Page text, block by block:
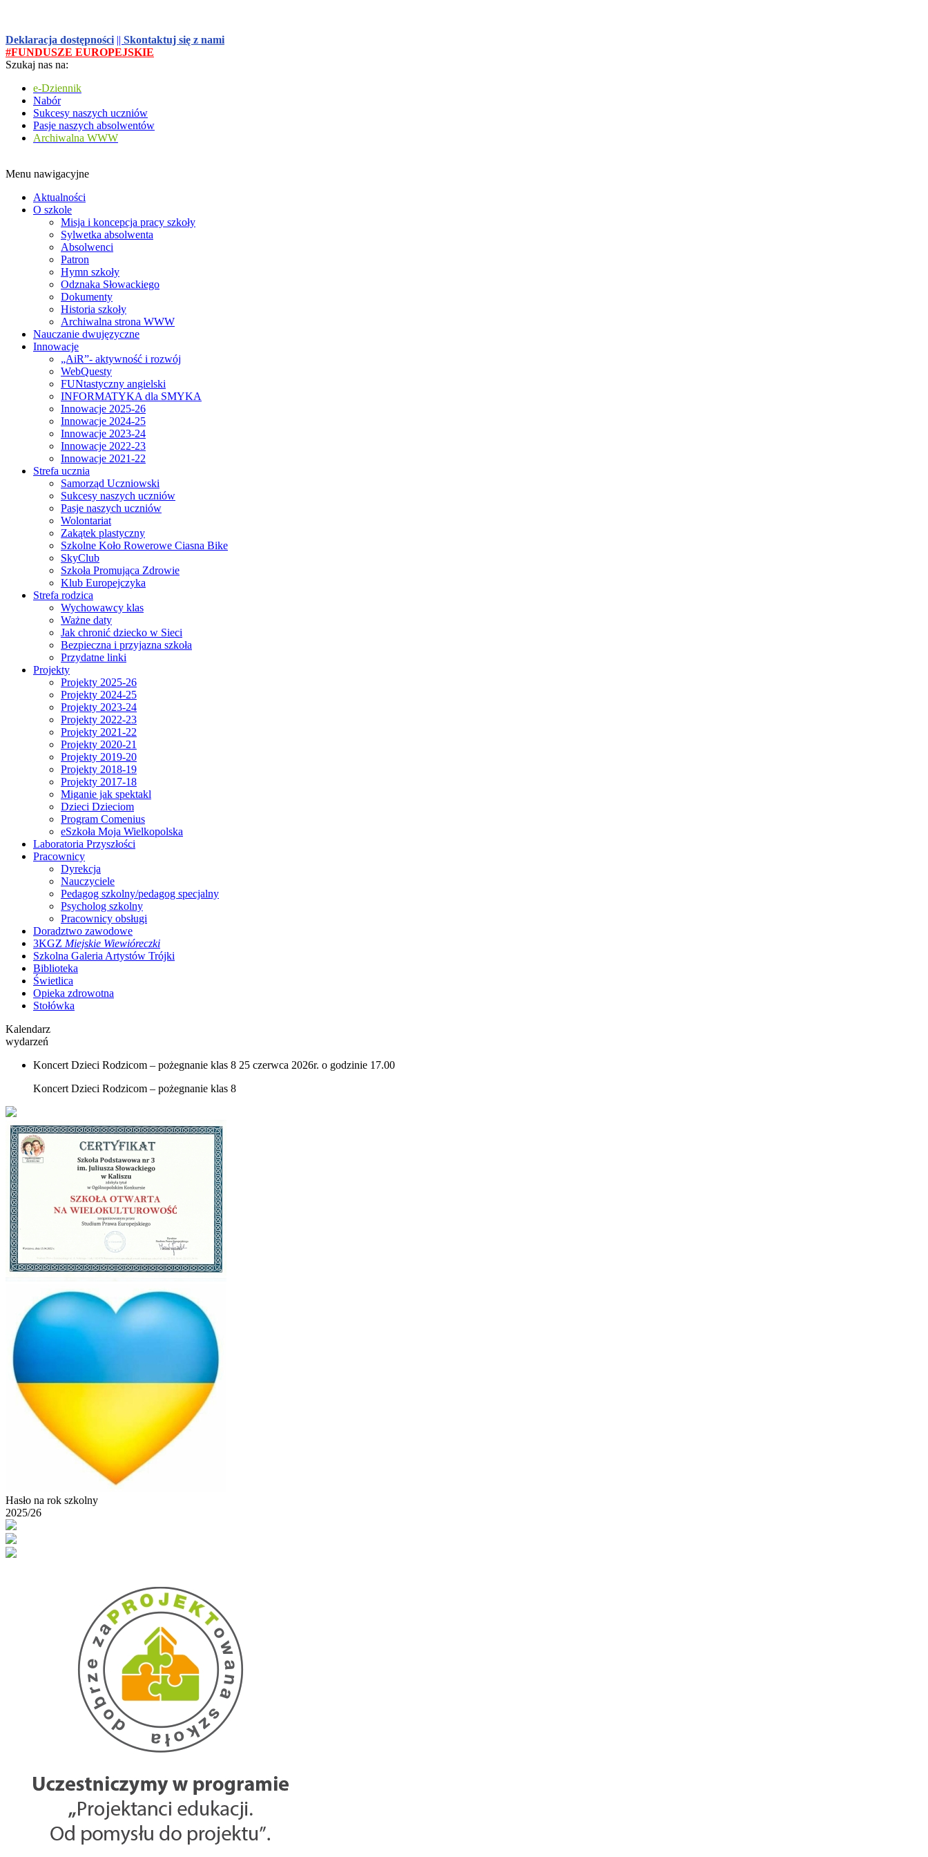
Deklaracja dostępności || Skontaktuj się z nami
#FUNDUSZE EUROPEJSKIE
Szukaj nas na:
e-Dziennik
Nabór
Sukcesy naszych uczniów
Pasje naszych absolwentów
Archiwalna WWW
Menu nawigacyjne
Aktualności
O szkole
Misja i koncepcja pracy szkoły
Sylwetka absolwenta
Absolwenci
Patron
Hymn szkoły
Odznaka Słowackiego
Dokumenty
Historia szkoły
Archiwalna strona WWW
Nauczanie dwujęzyczne
Innowacje
„AiR”- aktywność i rozwój
WebQuesty
FUNtastyczny angielski
INFORMATYKA dla SMYKA
Innowacje 2025-26
Innowacje 2024-25
Innowacje 2023-24
Innowacje 2022-23
Innowacje 2021-22
Strefa ucznia
Samorząd Uczniowski
Sukcesy naszych uczniów
Pasje naszych uczniów
Wolontariat
Zakątek plastyczny
Szkolne Koło Rowerowe Ciasna Bike
SkyClub
Szkoła Promująca Zdrowie
Klub Europejczyka
Strefa rodzica
Wychowawcy klas
Ważne daty
Jak chronić dziecko w Sieci
Bezpieczna i przyjazna szkoła
Przydatne linki
Projekty
Projekty 2025-26
Projekty 2024-25
Projekty 2023-24
Projekty 2022-23
Projekty 2021-22
Projekty 2020-21
Projekty 2019-20
Projekty 2018-19
Projekty 2017-18
Miganie jak spektakl
Dzieci Dzieciom
Program Comenius
eSzkoła Moja Wielkopolska
Laboratoria Przyszłości
Pracownicy
Dyrekcja
Nauczyciele
Pedagog szkolny/pedagog specjalny
Psycholog szkolny
Pracownicy obsługi
Doradztwo zawodowe
3KGZ Miejskie Wiewióreczki
Szkolna Galeria Artystów Trójki
Biblioteka
Świetlica
Opieka zdrowotna
Stołówka
Kalendarz
wydarzeń
Koncert Dzieci Rodzicom – pożegnanie klas 8 25 czerwca 2026r. o godzinie 17.00
Koncert Dzieci Rodzicom – pożegnanie klas 8
Hasło na rok szkolny
2025/26